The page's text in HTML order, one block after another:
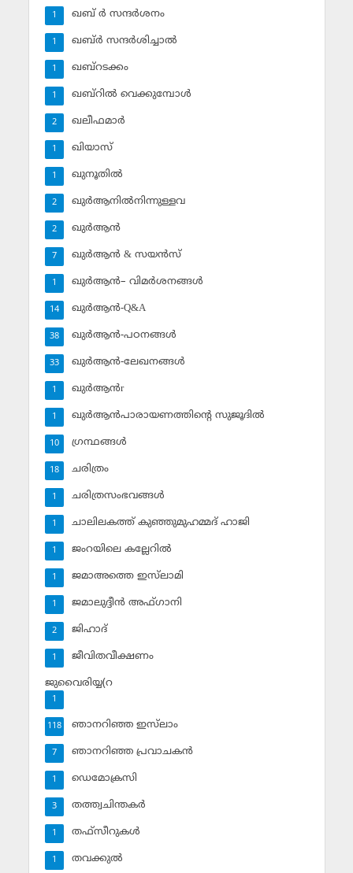
ഖബ് ര്‍ സന്ദര്‍ശനം
1
ഖബ്ര്‍ സന്ദര്‍ശിച്ചാല്‍
1
ഖബ്‌റടക്കം
1
ഖബ്‌റില്‍ വെക്കുമ്പോള്‍
1
ഖലീഫമാര്‍
2
ഖിയാസ്
1
ഖുനൂതില്‍
1
ഖുര്‍ആനില്‍നിന്നുള്ളവ
2
ഖുര്‍ആന്‍
2
ഖുര്‍ആന്‍ & സയന്‍സ്‌
7
ഖുര്‍ആന്‍– വിമര്‍ശനങ്ങള്‍
1
ഖുര്‍ആന്‍-Q&A
14
ഖുര്‍ആന്‍-പഠനങ്ങള്‍
38
ഖുര്‍ആന്‍-ലേഖനങ്ങള്‍
33
ഖുര്‍ആന്‍r
1
ഖുര്‍ആന്‍പാരായണത്തിന്റെ സുജൂദില്‍
1
ഗ്രന്ഥങ്ങള്‍
10
ചരിത്രം
18
ചരിത്രസംഭവങ്ങള്‍
1
ചാലിലകത്ത് കുഞ്ഞുമുഹമ്മദ് ഹാജി
1
ജംറയിലെ കല്ലേറില്‍
1
ജമാഅത്തെ ഇസ്‌ലാമി
1
ജമാലുദ്ദീന്‍ അഫ്ഗാനി
1
ജിഹാദ്‌
2
ജീവിതവീക്ഷണം
1
ജുവൈരിയ്യ(റ
1
ഞാനറിഞ്ഞ ഇസ്‌ലാം
118
ഞാനറിഞ്ഞ പ്രവാചകന്‍
7
ഡെമോക്രസി
1
തത്ത്വചിന്തകര്‍
3
തഫ്‌സീറുകള്‍
1
തവക്കുല്‍
1